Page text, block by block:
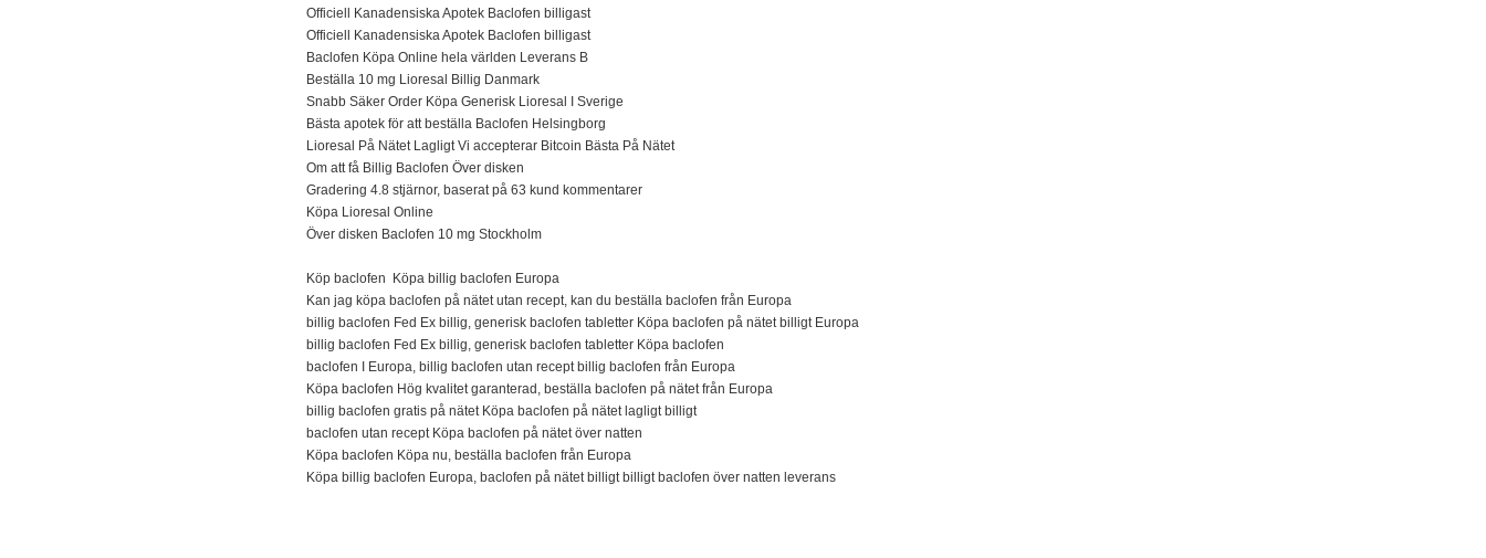
Officiell Kanadensiska Apotek Baclofen billigast
Officiell Kanadensiska Apotek Baclofen billigast
Baclofen Köpa Online hela världen Leverans B
Beställa 10 mg Lioresal Billig Danmark
Snabb Säker Order Köpa Generisk Lioresal I Sverige
Bästa apotek för att beställa Baclofen Helsingborg
Lioresal På Nätet Lagligt Vi accepterar Bitcoin Bästa På Nätet
Om att få Billig Baclofen Över disken
Gradering 4.8 stjärnor, baserat på 63 kund kommentarer
Köpa Lioresal Online
Över disken Baclofen 10 mg Stockholm
Köp baclofen Köpa billig baclofen Europa
Kan jag köpa baclofen på nätet utan recept, kan du beställa baclofen från Europa
billig baclofen Fed Ex billig, generisk baclofen tabletter Köpa baclofen på nätet billigt Europa
billig baclofen Fed Ex billig, generisk baclofen tabletter Köpa baclofen
baclofen I Europa, billig baclofen utan recept billig baclofen från Europa
Köpa baclofen Hög kvalitet garanterad, beställa baclofen på nätet från Europa
billig baclofen gratis på nätet Köpa baclofen på nätet lagligt billigt
baclofen utan recept Köpa baclofen på nätet över natten
Köpa baclofen Köpa nu, beställa baclofen från Europa
Köpa billig baclofen Europa, baclofen på nätet billigt billigt baclofen över natten leverans